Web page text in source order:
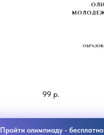
99 р.
Пройти олимпиаду - бесплатно